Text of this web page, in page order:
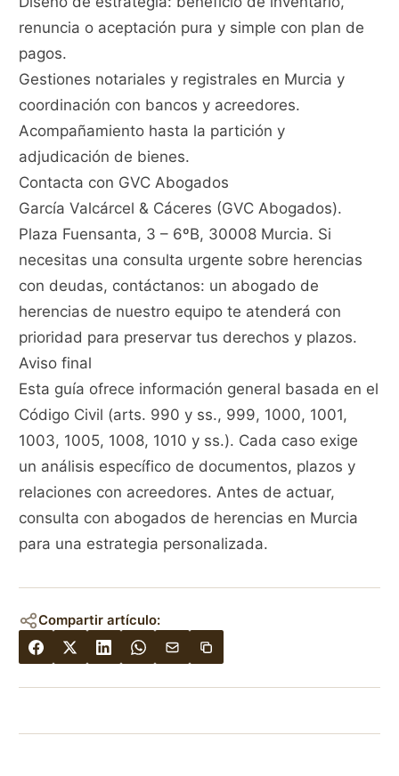
renuncia o aceptación pura y simple con plan de
pagos.
Gestiones notariales y registrales en Murcia y
coordinación con bancos y acreedores.
Acompañamiento hasta la partición y
adjudicación de bienes.
Contacta con GVC Abogados
García Valcárcel & Cáceres (GVC Abogados).
Plaza Fuensanta, 3 – 6ºB, 30008 Murcia. Si
necesitas una consulta urgente sobre herencias
con deudas, contáctanos: un abogado de
herencias de nuestro equipo te atenderá con
prioridad para preservar tus derechos y plazos.
Aviso final
Esta guía ofrece información general basada en el
Código Civil (arts. 990 y ss., 999, 1000, 1001,
1003, 1005, 1008, 1010 y ss.). Cada caso exige
un análisis específico de documentos, plazos y
relaciones con acreedores. Antes de actuar,
consulta con abogados de herencias en Murcia
para una estrategia personalizada.
Compartir artículo: